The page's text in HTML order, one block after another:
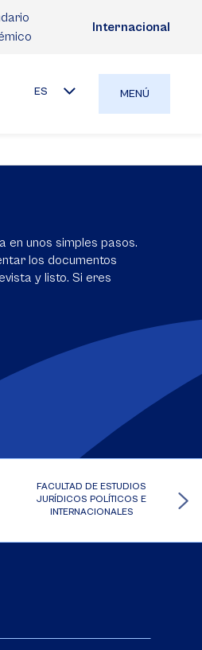
Internacional
ES MENÚ
en unos simples pasos.
los documentos
y listo. Si eres
FACULTAD DE ESTUDIOS
JURÍDICOS POLÍTICOS E
INTERNACIONALES